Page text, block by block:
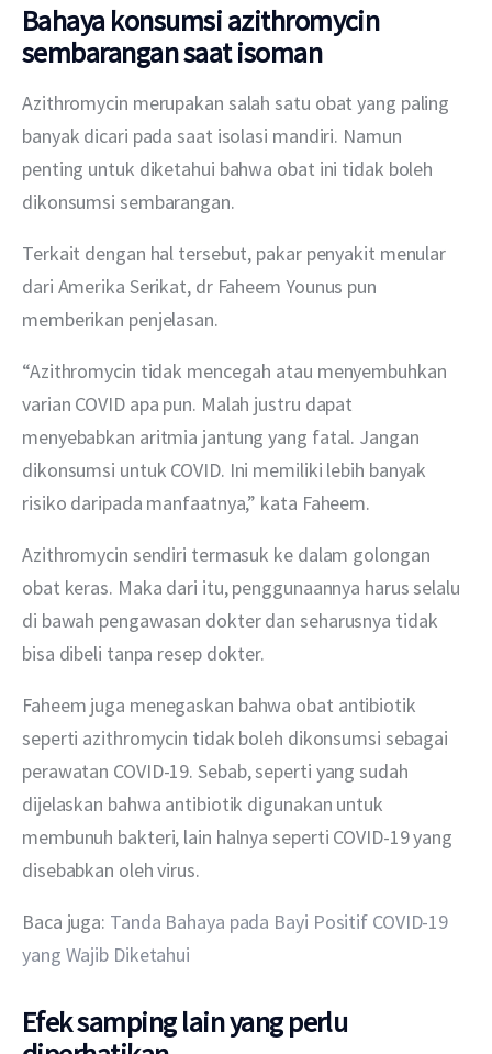
Bahaya konsumsi azithromycin
sembarangan saat isoman
Azithromycin merupakan salah satu obat yang paling
banyak dicari pada saat isolasi mandiri. Namun
penting untuk diketahui bahwa obat ini tidak boleh
dikonsumsi sembarangan.
Terkait dengan hal tersebut, pakar penyakit menular
dari Amerika Serikat, dr Faheem Younus pun
memberikan penjelasan.
“Azithromycin tidak mencegah atau menyembuhkan
varian COVID apa pun. Malah justru dapat
menyebabkan aritmia jantung yang fatal. Jangan
dikonsumsi untuk COVID. Ini memiliki lebih banyak
risiko daripada manfaatnya,” kata Faheem.
Azithromycin sendiri termasuk ke dalam golongan
obat keras. Maka dari itu, penggunaannya harus selalu
di bawah pengawasan dokter dan seharusnya tidak
bisa dibeli tanpa resep dokter.
Faheem juga menegaskan bahwa obat antibiotik
seperti azithromycin tidak boleh dikonsumsi sebagai
perawatan COVID-19. Sebab, seperti yang sudah
dijelaskan bahwa antibiotik digunakan untuk
membunuh bakteri, lain halnya seperti COVID-19 yang
disebabkan oleh virus.
Baca juga: Tanda Bahaya pada Bayi Positif COVID-19
yang Wajib Diketahui
Efek samping lain yang perlu